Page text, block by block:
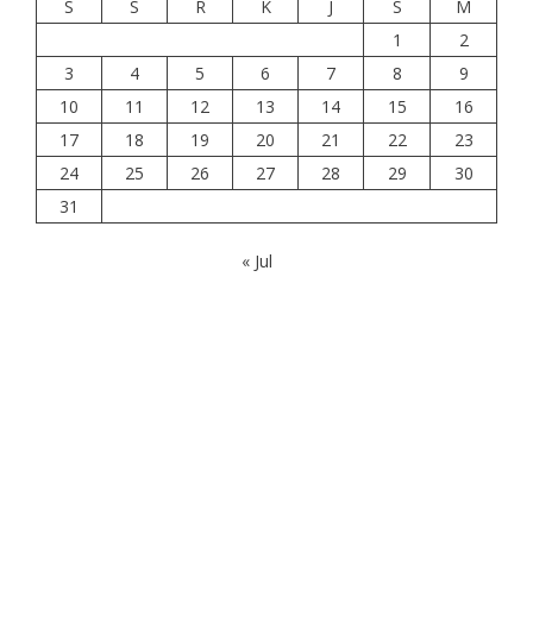
S
S R K J S
M
1
2
3
4 5 6 7 8
9
10
11 12 13 14 15
16
17
18 19 20 21 22
23
24
25 26 27 28 29
30
31
« Jul